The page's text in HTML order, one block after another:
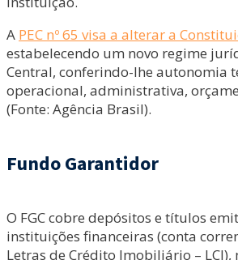
A PEC nº 65 visa a alterar a
estabelecendo um novo regime
Central, conferindo-lhe autonomia
operacional, administrativa,
(Fonte: Agência Brasil).
Fundo Garantidor
O FGC cobre depósitos e títulos
instituições financeiras (conta
Letras de Crédito Imobiliário – LCI),